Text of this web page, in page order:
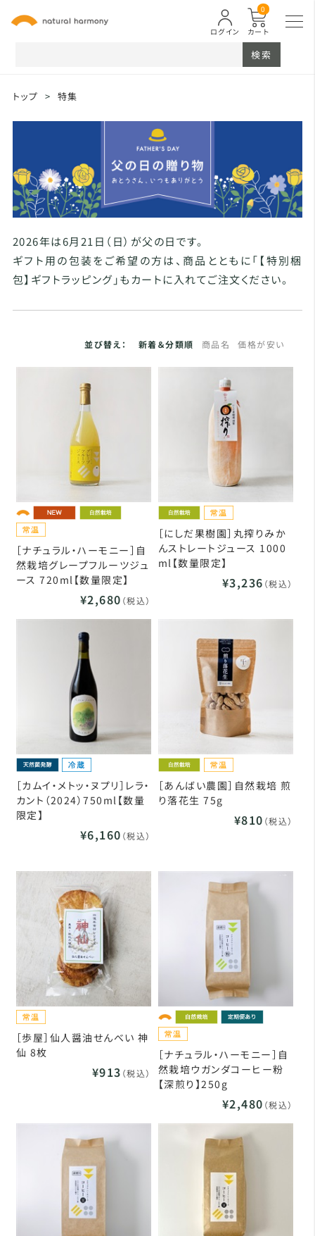
カート
0
ログイン
検索
トップ > 特集
2026年は6月21日（日）が父の日です。
ギフト用の包装をご希望の方は、商品とともに「【特別梱
包】ギフトラッピング」もカートに入れてご注文ください。
並び替え： 新着＆分類順 商品名 価格が安い
［ナチュラル・ハーモニー］自
然栽培グレープフルーツジュ
ース 720ml【数量限定】
¥2,680 （税込）
［にしだ果樹園］丸搾りみか
んストレートジュース 1000
ml【数量限定】
¥3,236 （税込）
［カムイ・メトッ・ヌプリ］レラ・
カント（2024）750ml【数量
限定】
¥6,160 （税込）
［あんばい農園］自然栽培 煎
り落花生 75g
¥810 （税込）
［歩屋］仙人醤油せんべい 神
仙 8枚
¥913 （税込）
［ナチュラル・ハーモニー］自
然栽培ウガンダコーヒー粉
【深煎り】250g
¥2,480 （税込）